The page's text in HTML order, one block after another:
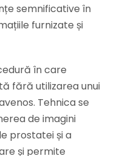
semnificative în
furnizate și
în care
fără utilizarea unui
Tehnica se
de imagini
prostatei și a
și permite